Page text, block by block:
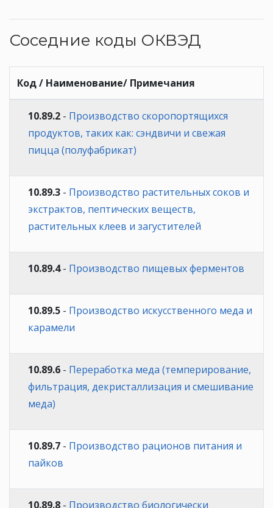
Соседние коды ОКВЭД
Код / Наименование/ Примечания
10.89.2 - Производство скоропортящихся
продуктов, таких как: сэндвичи и свежая
пицца (полуфабрикат)
10.89.3 - Производство растительных соков и
экстрактов, пептических веществ,
растительных клеев и загустителей
10.89.4- Производство пищевых ферментов
10.89.5 - Производство искусственного меда и
карамели
10.89.6 - Переработка меда (темперирование,
фильтрация, декристаллизация и смешивание
меда)
10.89.7 - Производство рационов питания и
пайков
10.89.8 - Производство биологически